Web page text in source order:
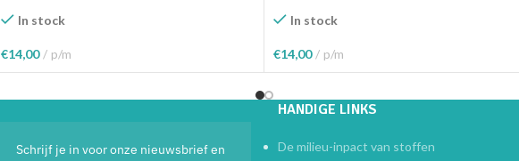
In stock
€14,00 p/m
Toevoegen Aan Winkelwagen
In stock
€14,00 p/m
Toevoegen Aan Winkelwagen
Schrijf je in voor onze nieuwsbrief en
HANDIGE LINKS
De milieu-inpact van stoffen